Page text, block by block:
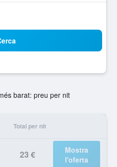
barat: preu per nit
Total per nit
23 €
Mostra
l'oferta